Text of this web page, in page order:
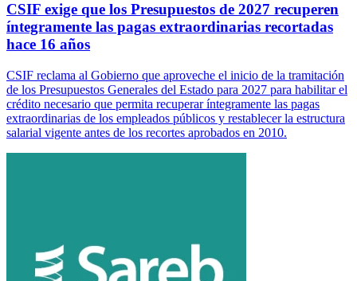
CSIF exige que los Presupuestos de 2027 recuperen
íntegramente las pagas extraordinarias recortadas
hace 16 años
CSIF reclama al Gobierno que aproveche el inicio de la tramitación
de los Presupuestos Generales del Estado para 2027 para habilitar el
crédito necesario que permita recuperar íntegramente las pagas
extraordinarias de los empleados públicos y restablecer la estructura
salarial vigente antes de los recortes aprobados en 2010.